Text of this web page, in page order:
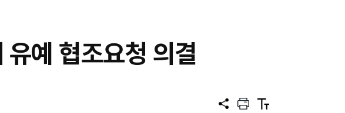
예 협조요청 의결
공
프
텍